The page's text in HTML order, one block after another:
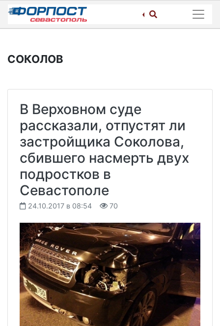
Skip
content
СОКОЛОВ
В Верховном суде
рассказали, отпустят ли
застройщика Соколова,
сбившего насмерть двух
подростков в
Севастополе
24.10.2017 в 08:54 70